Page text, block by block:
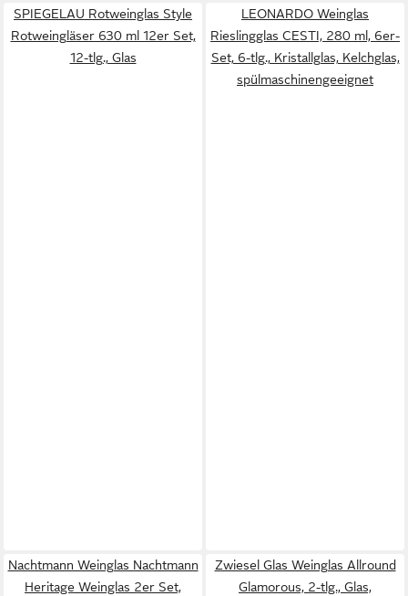
SPIEGELAU Rotweinglas Style
Rotweingläser 630 ml 12er Set,
12-tlg., Glas
LEONARDO Weinglas
Rieslingglas CESTI, 280 ml, 6er-
Set, 6-tlg., Kristallglas, Kelchglas,
spülmaschinengeeignet
Nachtmann Weinglas Nachtmann
Heritage Weinglas 2er Set,
Zwiesel Glas Weinglas Allround
Glamorous, 2-tlg., Glas,